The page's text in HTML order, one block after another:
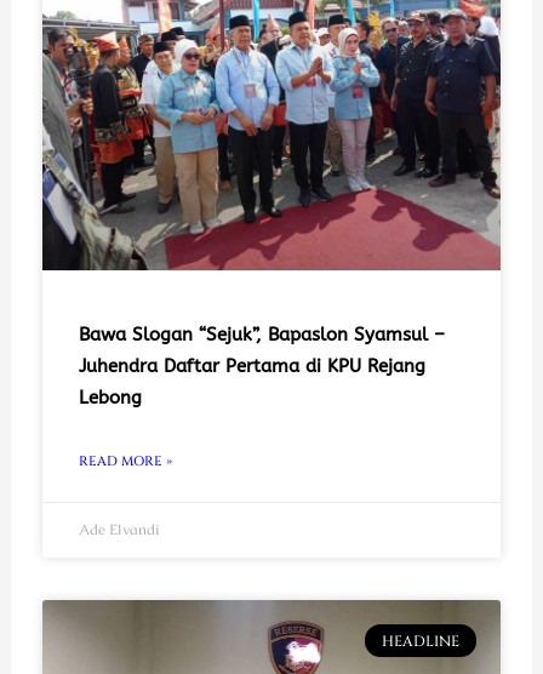
Bawa Slogan “Sejuk”, Bapaslon Syamsul –
Juhendra Daftar Pertama di KPU Rejang
Lebong
READ MORE »
Ade Elvandi
HEADLINE